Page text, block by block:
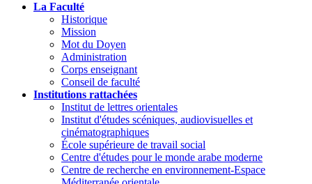
La Faculté
Historique
Mission
Mot du Doyen
Administration
Corps enseignant
Conseil de faculté
Institutions rattachées
Institut de lettres orientales
Institut d'études scéniques, audiovisuelles et
cinématographiques
École supérieure de travail social
Centre d'études pour le monde arabe moderne
Centre de recherche en environnement-Espace